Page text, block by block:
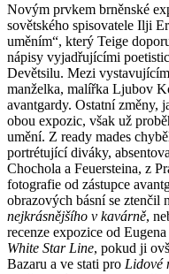
Novým prvkem brněnské
sovětského spisovatele Ilji
uměním“, který Teige
nápisy vyjadřujícími
Devětsilu. Mezi
manželka, malířka Ljubov
avantgardy. Ostatní změny,
obou expozic, však už
umění. Z ready mades
portrétující diváky,
Chochola a Feuersteina, z
fotografie od zástupce
obrazových básní se ztenčil
nejkrásnějšího v kavárně,
recenze expozice od
White Star Line, pokud ji
Bazaru a ve stati pro Lidové